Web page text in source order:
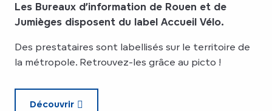
Les Bureaux d’information de Rouen et de
Jumièges disposent du label Accueil Vélo.
Des prestataires sont labellisés sur le territoire de
la métropole. Retrouvez-les grâce au picto !
Découvrir